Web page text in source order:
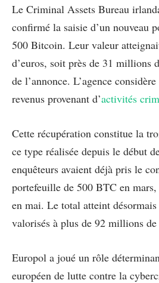
Le Criminal Assets Bureau
confirmé la saisie d’un nouveau
500 Bitcoin. Leur valeur
d’euros, soit près de 31 millions
de l’annonce. L’agence
revenus provenant d’activités
Cette récupération constitue la
ce type réalisée depuis le début
enquêteurs avaient déjà pris le
portefeuille de 500 BTC en
en mai. Le total atteint
valorisés à plus de 92 millions
Europol a joué un rôle
européen de lutte contre la